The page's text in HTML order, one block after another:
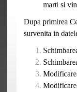
marti si
Dupa primirea
survenita in